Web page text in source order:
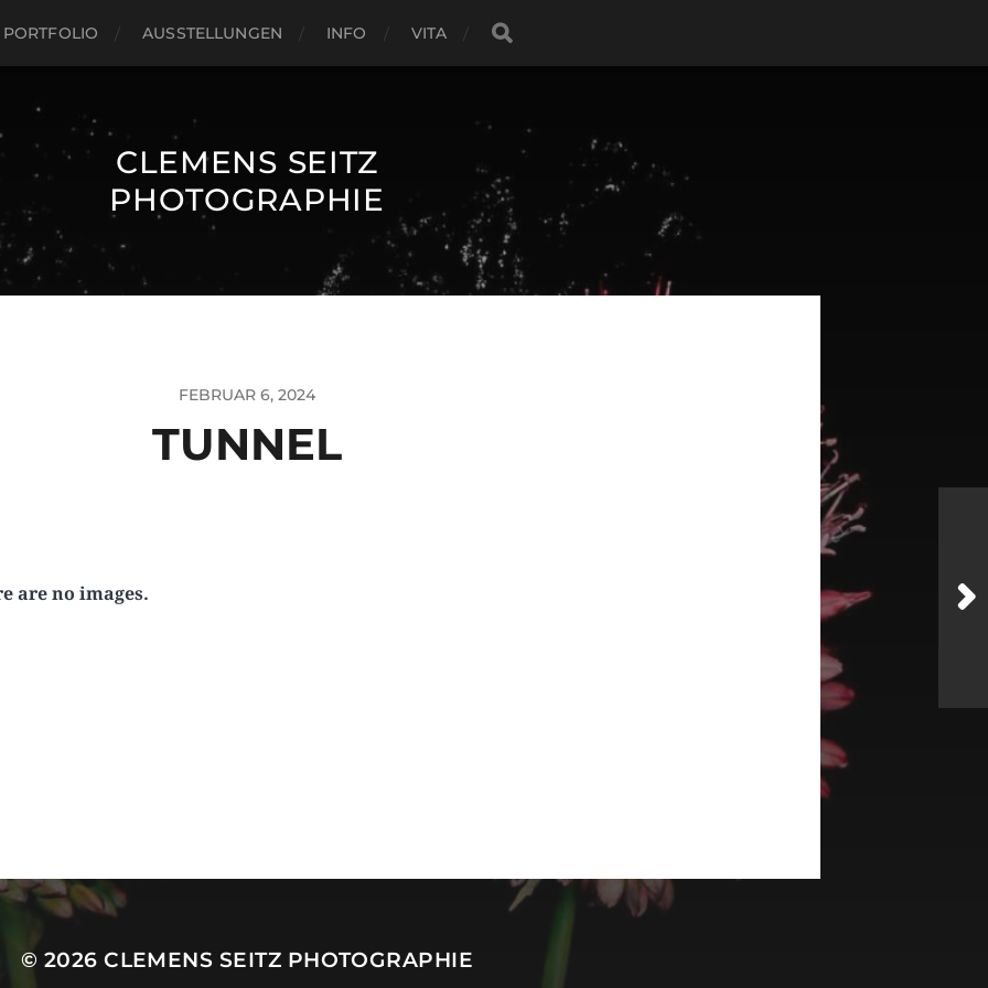
PORTFOLIO AUSSTELLUNGEN INFO VITA
CLEMENS SEITZ
PHOTOGRAPHIE
FEBRUAR 6, 2024
TUNNEL
are no images.
© 2026CLEMENS SEITZ PHOTOGRAPHIE